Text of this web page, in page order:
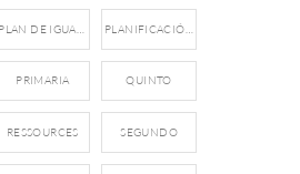
PRIMARIA QUINTO
RESSOURCES SEGUNDO